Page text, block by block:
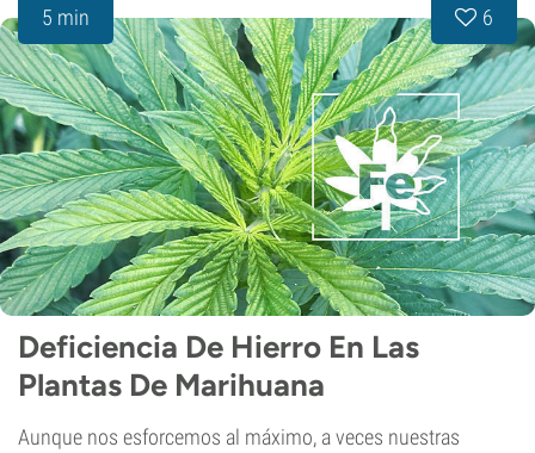
5 min 6
Deficiencia De Hierro En Las
Plantas De Marihuana
Aunque nos esforcemos al máximo, a veces nuestras